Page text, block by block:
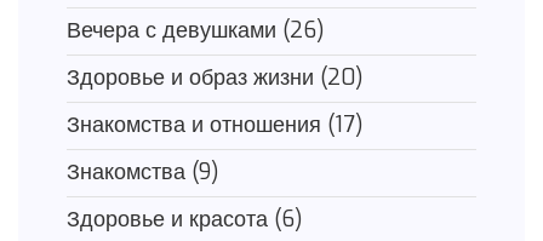
Вечера с девушками (26)
Здоровье и образ жизни (20)
Знакомства и отношения (17)
Знакомства (9)
Здоровье и красота (6)